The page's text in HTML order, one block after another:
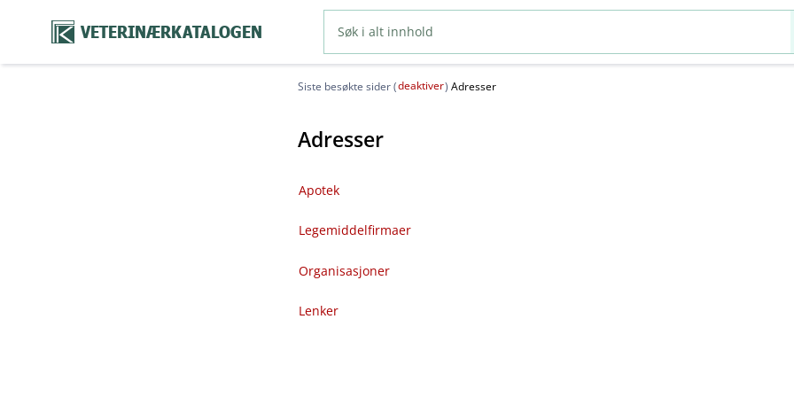
VETERINÆRKATALOGEN
Siste besøkte sider (deaktiver) Adresser
Adresser
Apotek
Legemiddelfirmaer
Organisasjoner
Lenker